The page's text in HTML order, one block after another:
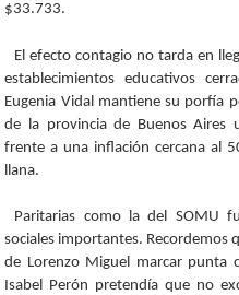
$33.733.
El efecto contagio no tarda en
establecimientos educativos
Eugenia Vidal mantiene su porfía
de la provincia de Buenos Aires
frente a una inflación cercana al
llana.
Paritarias como la del SOMU
sociales importantes. Recordemos
de Lorenzo Miguel marcar punta
Isabel Perón pretendía que no